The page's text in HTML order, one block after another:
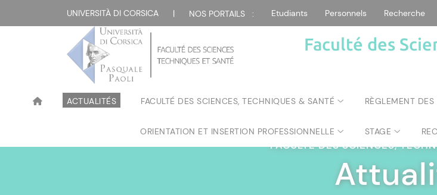
UNIVERSITÀ DI CORSICA | NOS PORTAILS : Etudiants Personnels Recherche
Faculté des
ACTUALITÉS FACULTÉ DES SCIENCES, TECHNIQUES & SANTÉ RÈGLEMENT
ORIENTATION ET INSERTION PROFESSIONNELLE STAGE
FACULTÉ DES SCIENCES,